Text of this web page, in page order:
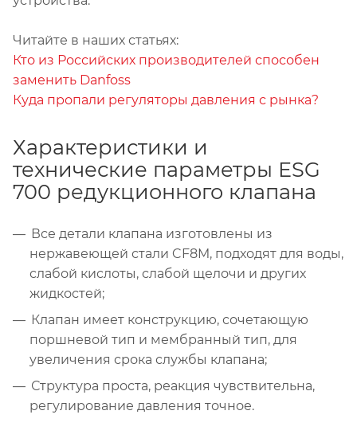
Читайте в наших статьях:
Кто из Российских производителей способен
заменить Danfoss
Куда пропали регуляторы давления с рынка?
Характеристики и
технические параметры ESG
700 редукционного клапана
Все детали клапана изготовлены из
нержавеющей стали CF8M, подходят для воды,
слабой кислоты, слабой щелочи и других
жидкостей;
Клапан имеет конструкцию, сочетающую
поршневой тип и мембранный тип, для
увеличения срока службы клапана;
Структура проста, реакция чувствительна,
регулирование давления точное.